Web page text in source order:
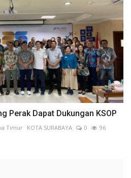
Perak Dapat Dukungan KSOP
Timur KOTA SURABAYA 0
96